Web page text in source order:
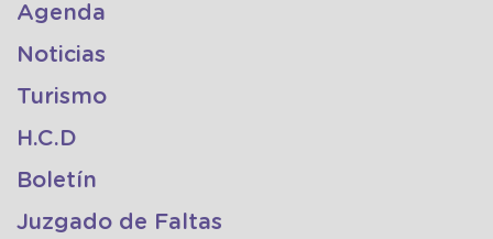
Agenda
Noticias
Turismo
H.C.D
Boletín
Juzgado de Faltas